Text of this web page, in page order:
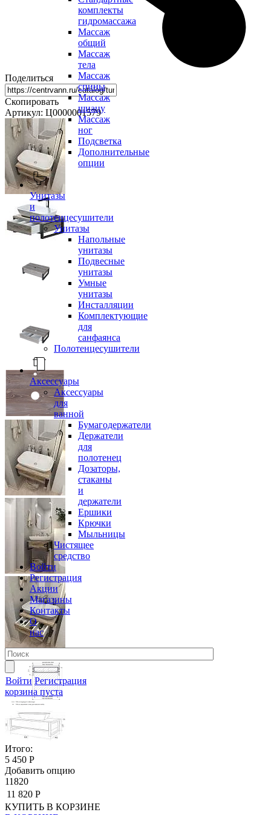
комплекты
гидромассажа
Массаж
общий
Массаж
тела
Массаж
спины
Массаж
шиацу
Массаж
ног
Подсветка
Дополнительные
опции
Унитазы
и
полотенцесушители
Унитазы
Напольные
унитазы
Подвесные
унитазы
Умные
унитазы
Инсталляции
Комплектующие
для
санфаянса
Полотенцесушители
Аксессуары
Аксессуары
для
ванной
Бумагодержатели
Держатели
для
полотенец
Дозаторы,
стаканы
и
держатели
Ершики
Крючки
Мыльницы
Чистящее
средство
Войти
Регистрация
Акции
Магазины
Контакты
О
нас
Войти Регистрация
корзина пуста
Поделиться
Скопировать
Артикул: Ц0000001579
Итого:
5 450 Р
Добавить опцию
11820
11 820 Р
КУПИТЬ В КОРЗИНЕ